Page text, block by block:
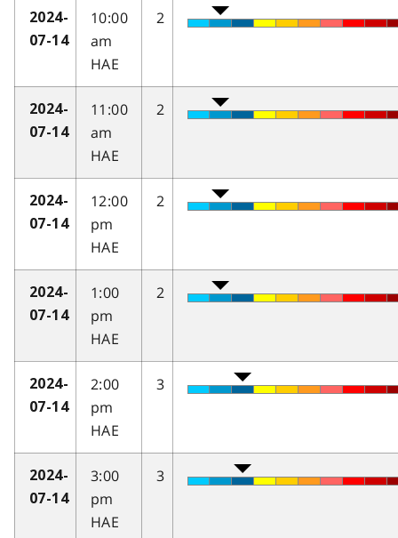
2024-
07-14
10:00
am
HAE
2
2024-
07-14
11:00
am
HAE
2
2024-
07-14
12:00
pm
HAE
2
2024-
07-14
1:00
pm
HAE
2
2024-
07-14
2:00
pm
HAE
3
2024-
07-14
3:00
pm
HAE
3